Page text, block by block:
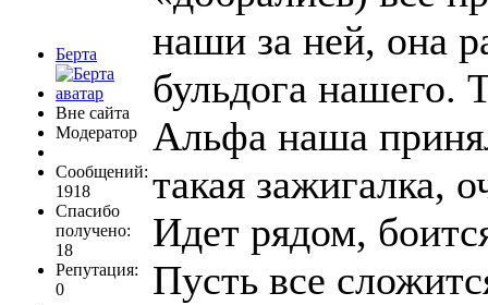
Берта
Вне сайта
Модератор
Сообщений:
1918
Спасибо
получено:
18
Репутация:
0
наши за ней, она
бульдога нашего.
Альфа наша
такая зажигалка,
Идет рядом,
Пусть все